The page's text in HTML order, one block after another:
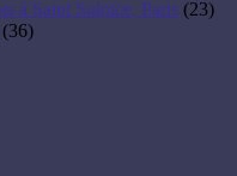
à Saint Sulpice, Paris (23)
(36)